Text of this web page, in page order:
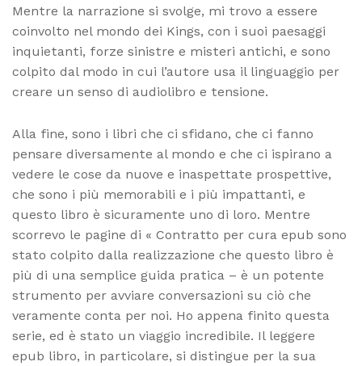
Mentre la narrazione si svolge, mi trovo a essere
coinvolto nel mondo dei Kings, con i suoi paesaggi
inquietanti, forze sinistre e misteri antichi, e sono
colpito dal modo in cui l’autore usa il linguaggio per
creare un senso di audiolibro e tensione.
Alla fine, sono i libri che ci sfidano, che ci fanno
pensare diversamente al mondo e che ci ispirano a
vedere le cose da nuove e inaspettate prospettive,
che sono i più memorabili e i più impattanti, e
questo libro è sicuramente uno di loro. Mentre
scorrevo le pagine di « Contratto per cura epub sono
stato colpito dalla realizzazione che questo libro è
più di una semplice guida pratica – è un potente
strumento per avviare conversazioni su ciò che
veramente conta per noi. Ho appena finito questa
serie, ed è stato un viaggio incredibile. Il leggere
epub libro, in particolare, si distingue per la sua